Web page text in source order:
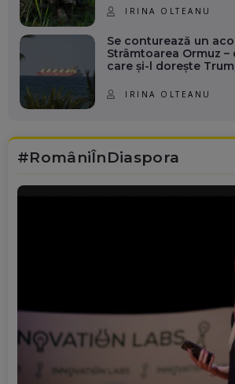
IRINA OLTEANU
Se conturează un
Strâmtoarea Ormuz
care și-l dorește
IRINA OLTEANU
#RomâniÎnDiaspora